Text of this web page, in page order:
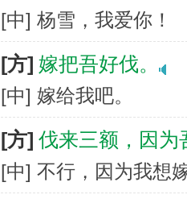
[中] 杨雪，我爱你！
[方] 嫁把吾好伐。
[中] 嫁给我吧。
[方] 伐来三额，因为
[中] 不行，因为我想